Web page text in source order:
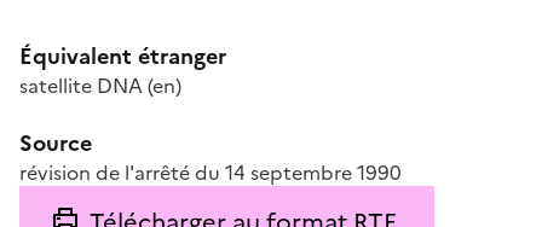
Équivalent étranger
satellite DNA (en)
Source
révision de l'arrêté du 14 septembre 1990
Télécharger au format RTF